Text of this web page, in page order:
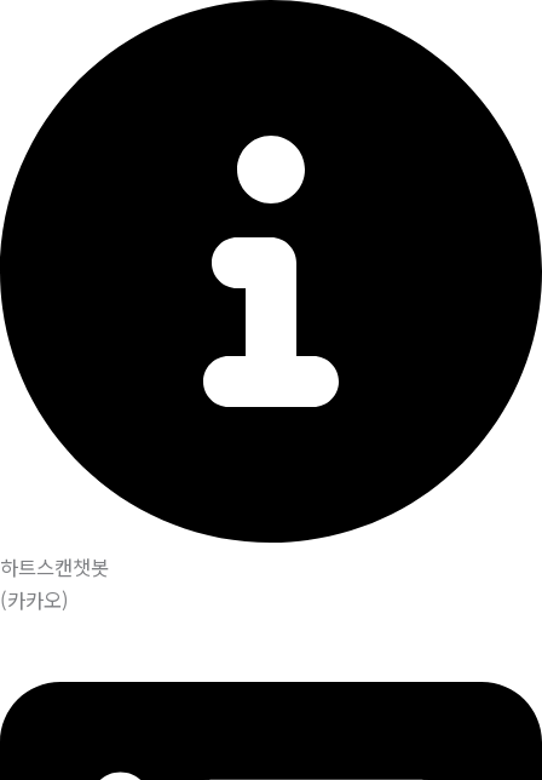
하트스캔챗봇
(카카오)